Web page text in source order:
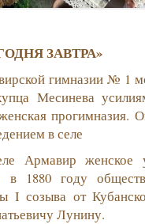
ЗАВТРА»
гимназии № 1
Месинева
прогимназия.
в селе
Армавир женское
1880 году
I созыва от
Лунину.